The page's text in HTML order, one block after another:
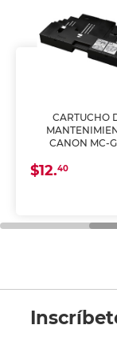
CARTUCHO
CANON MC-
$12.40